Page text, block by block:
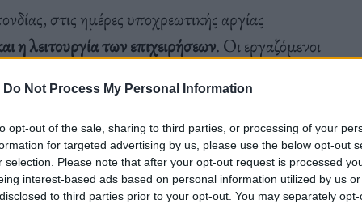
Do Not Process My Personal Information
opt-out of the sale, sharing to third parties, or processing of your
for targeted advertising by us, please use the below opt-out
selection. Please note that after your opt-out request is processed
interest-based ads based on personal information utilized by us
to third parties prior to your opt-out. You may separately
στις ημέρες υποχρεωτικής αργίας
η λειτουργία των επιχειρήσεων. Οι εργαζόμενοι
τους, εφόσον αμείβονται με μισθό.
που κατ’ εξαίρεση επιτρέπεται να